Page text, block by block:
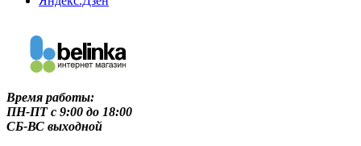
Время работы:
ПН-ПТ c 9:00 до 18:00
СБ-ВС выходной